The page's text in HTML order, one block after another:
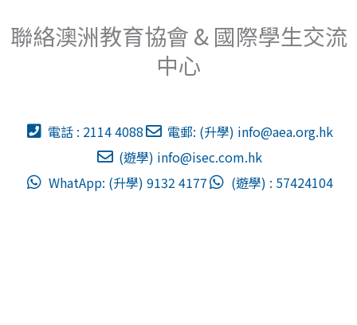
聯絡澳洲教育協會 & 國際學生交流
中心
電話 : 2114 4088 電郵: (升學) info@aea.org.hk
(遊學) info@isec.com.hk
WhatApp: (升學) 9132 4177
(遊學) : 57424104